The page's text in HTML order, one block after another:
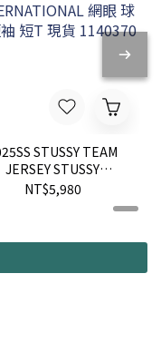
STUSSY TEAM
JERSEY STUSSY
網眼 球
短袖 短T 現貨 1140370
NT$5,980